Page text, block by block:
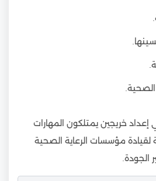
الصحية.
خريجين يمتلكون المهارات
لقيادة مؤسسات الرعاية الصحية
الجودة.